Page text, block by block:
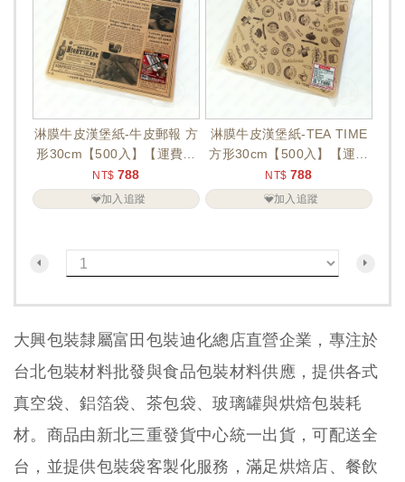
淋膜牛皮漢堡紙-牛皮郵報 方
形30cm【500入】【運費外
加】
NT$ 788
加入追蹤
淋膜牛皮漢堡紙-TEA TIME
方形30cm【500入】【運費
外加】
NT$ 788
加入追蹤
大興包裝隸屬富田包裝迪化總店直營企業，專注於
台北包裝材料批發與食品包裝材料供應，提供各式
真空袋、鋁箔袋、茶包袋、玻璃罐與烘焙包裝耗
材。商品由新北三重發貨中心統一出貨，可配送全
台，並提供包裝袋客製化服務，滿足烘焙店、餐飲